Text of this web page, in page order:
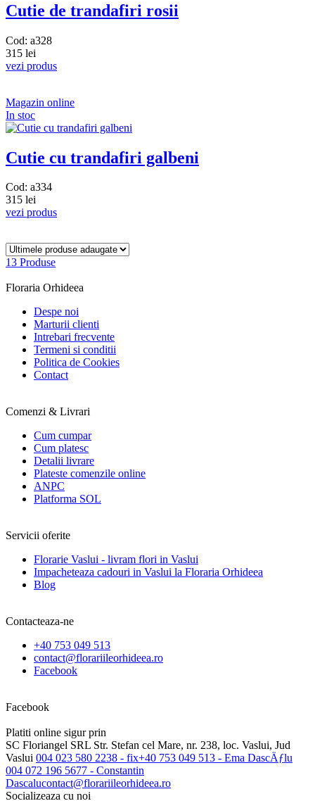
Cutie de trandafiri rosii
Cod: a328
315 lei
vezi produs
Magazin online
In stoc
Cutie cu trandafiri galbeni
Cod: a334
315 lei
vezi produs
13 Produse
Floraria Orhideea
Despe noi
Marturii clienti
Intrebari frecvente
Termeni si conditii
Politica de Cookies
Contact
Comenzi & Livrari
Cum cumpar
Cum platesc
Detalii livrare
Plateste comenzile online
ANPC
Platforma SOL
Servicii oferite
Florarie Vaslui - livram flori in Vaslui
Impacheteaza cadouri in Vaslui la Floraria Orhideea
Blog
Contacteaza-ne
+40 753 049 513
contact@florariileorhideea.ro
Facebook
Facebook
Platiti online sigur prin
SC Floriangel SRL Str. Stefan cel Mare, nr. 238, loc. Vaslui, Jud
Vaslui 004 023 580 2238 - fix+40 753 049 513 - Ema DascÄƒlu
004 072 196 5677 - Constantin
Dascalucontact@florariileorhideea.ro
Socializeaza cu noi